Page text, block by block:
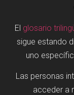
El glosario
sigue estando
uno
Las personas
acceder a